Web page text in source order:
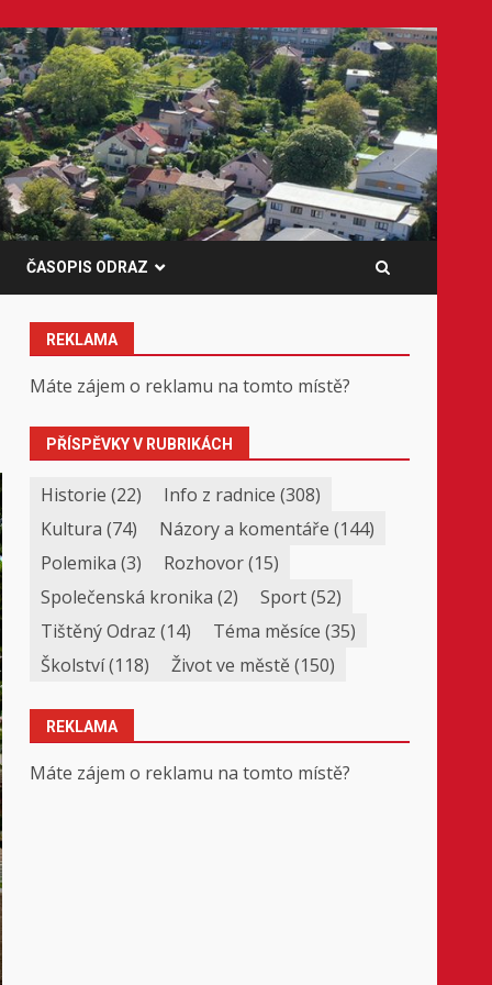
ČASOPIS ODRAZ
REKLAMA
Máte zájem o reklamu na tomto místě?
PŘÍSPĚVKY V RUBRIKÁCH
Historie (22) Info z radnice (308)
Kultura (74) Názory a komentáře (144)
Polemika (3) Rozhovor(15)
Společenská kronika (2) Sport(52)
Tištěný Odraz (14) Téma měsíce (35)
Školství(118) Život ve městě(150)
REKLAMA
Máte zájem o reklamu na tomto místě?